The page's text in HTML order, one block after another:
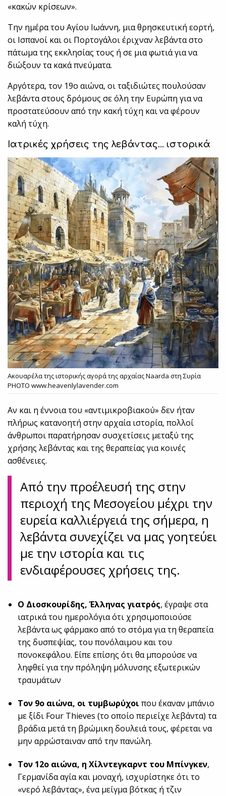
«κακών κρίσεων».
Την ημέρα του Αγίου Ιωάννη, μια θρησκευτική εορτή,
οι Ισπανοί και οι Πορτογάλοι έριχναν λεβάντα στο
πάτωμα της εκκλησίας τους ή σε μια φωτιά για να
διώξουν τα κακά πνεύματα.
Αργότερα, τον 19ο αιώνα, οι ταξιδιώτες πουλούσαν
λεβάντα στους δρόμους σε όλη την Ευρώπη για να
προστατεύσουν από την κακή τύχη και να φέρουν
καλή τύχη.
Ιατρικές χρήσεις της λεβάντας… ιστορικά
Ακουαρέλα της ιστορικής αγορά της αρχαίας Naarda στη Συρία
PHOTO www.heavenlylavender.com
Αν και η έννοια του «αντιμικροβιακού» δεν ήταν
πλήρως κατανοητή στην αρχαία ιστορία, πολλοί
άνθρωποι παρατήρησαν συσχετίσεις μεταξύ της
χρήσης λεβάντας και της θεραπείας για κοινές
ασθένειες.
Από την προέλευσή της στην
περιοχή της Μεσογείου μέχρι την
ευρεία καλλιέργειά της σήμερα, η
λεβάντα συνεχίζει να μας γοητεύει
με την ιστορία και τις
ενδιαφέρουσες χρήσεις της.
Ο Διοσκουρίδης, Έλληνας γιατρός, έγραψε στα
ιατρικά του ημερολόγια ότι χρησιμοποιούσε
λεβάντα ως φάρμακο από το στόμα για τη θεραπεία
της δυσπεψίας, του πονόλαιμου και του
πονοκεφάλου. Είπε επίσης ότι θα μπορούσε να
ληφθεί για την πρόληψη μόλυνσης εξωτερικών
τραυμάτων
Τον 9ο αιώνα, οι τυμβωρύχοι που έκαναν μπάνιο
με ξίδι Four Thieves (το οποίο περιείχε λεβάντα) τα
βράδια μετά τη βρώμικη δουλειά τους, φέρεται να
μην αρρώσταιναν από την πανώλη.
Τον 12ο αιώνα, η Χίλντεγκαρντ του Μπίνγκεν,
Γερμανίδα αγία και μοναχή, ισχυρίστηκε ότι το
«νερό λεβάντας», ένα μείγμα βότκας ή τζιν